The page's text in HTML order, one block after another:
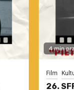
4 min
Film
26.